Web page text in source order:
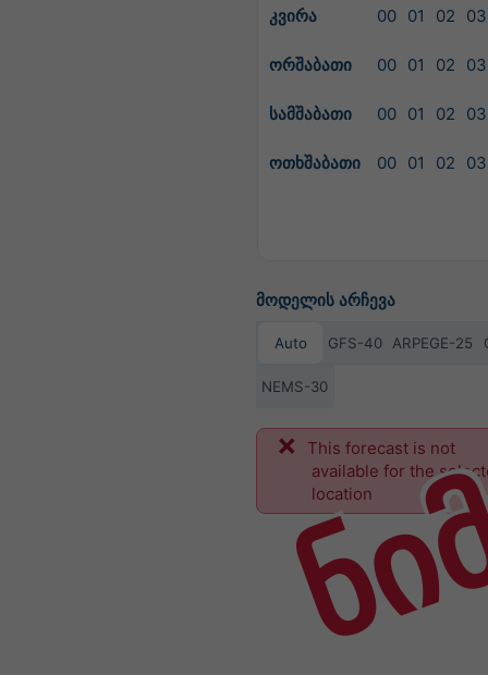
კვირა 00 01 02 03
ორშაბათი 00 01 02 03
სამშაბათი 00 01 02 03
ოთხშაბათი 00 01 02 03
მოდელის არჩევა
Auto GFS-40 ARPEGE-25
NEMS-30
This forecast is not
available for the
location